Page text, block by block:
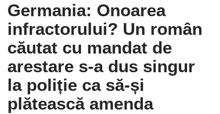
Germania: Onoarea
infractorului? Un român
căutat cu mandat de
arestare s-a dus singur
la poliție ca să-și
plătească amenda